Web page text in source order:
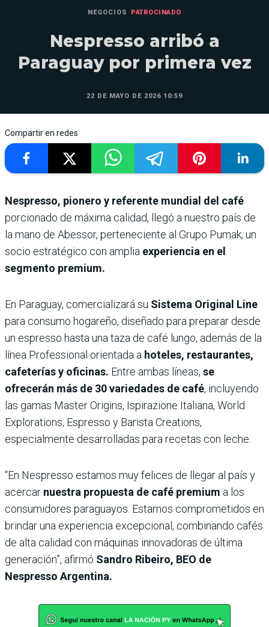
NEGOCIOS PATROCINADO
Nespresso arribó a
Paraguay por primera vez
22 DE MAYO DE 2026 10:59
Compartir en redes
Nespresso, pionero y referente mundial del café
porcionado de máxima calidad, llegó a nuestro país de
la mano de Abessor, perteneciente al Grupo Pumak, un
socio estratégico con amplia experiencia en el
segmento premium.
En Paraguay, comercializará su Sistema Original Line
para consumo hogareño, diseñado para preparar desde
un espresso hasta una taza de café lungo, además de la
línea Professional orientada a hoteles, restaurantes,
cafeterías y oficinas. Entre ambas líneas, se
ofrecerán más de 30 variedades de café, incluyendo
las gamas Master Origins, Ispirazione Italiana, World
Explorations, Espresso y Barista Creations,
especialmente desarrolladas para recetas con leche.
“En Nespresso estamos muy felices de llegar al país y
acercar nuestra propuesta de café premium a los
consumidores paraguayos. Estamos comprometidos en
brindar una experiencia excepcional, combinando cafés
de alta calidad con máquinas innovadoras de última
generación”, afirmó Sandro Ribeiro, BEO de
Nespresso Argentina.